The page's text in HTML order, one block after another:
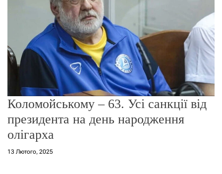
ж
Коломойському – 63. Усі санкції від
президента на день народження
олігарха
13 Лютого, 2025